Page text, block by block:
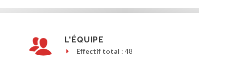
L'ÉQUIPE
Effectif total : 48